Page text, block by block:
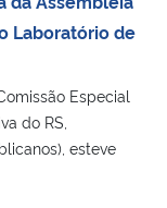
Laboratório de
Especial
do RS,
esteve